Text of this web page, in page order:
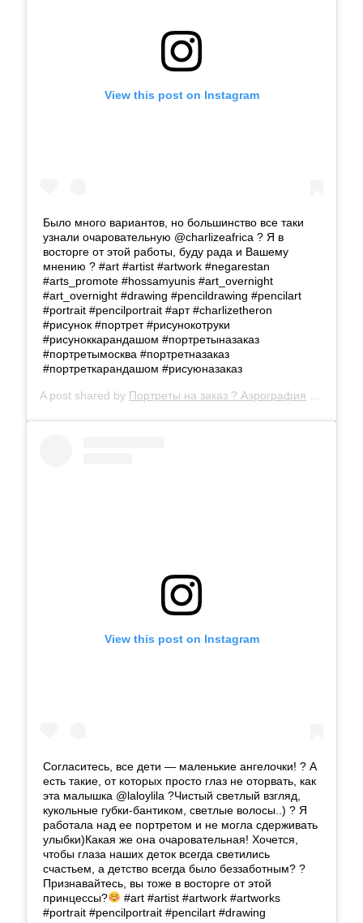
View this post on Instagram
Было много вариантов, но большинство все таки
узнали очаровательную @charlizeafrica ? Я в
восторге от этой работы, буду рада и Вашему
мнению ? #art #artist #artwork #negarestan
#arts_promote #hossamyunis #art_overnight
#art_overnight #drawing #pencildrawing #pencilart
#portrait #pencilportrait #арт #charlizetheron
#рисунок #портрет #рисунокотруки
#рисуноккарандашом #портретыназаказ
#портретымосква #портретназаказ
#портреткарандашом #рисуюназаказ
A post shared by Портреты на заказ ? Аэрография
View this post on Instagram
Согласитесь, все дети — маленькие ангелочки! ? А
есть такие, от которых просто глаз не оторвать, как
эта малышка @laloylila ?Чистый светлый взгляд,
кукольные губки-бантиком, светлые волосы..) ? Я
работала над ее портретом и не могла сдерживать
улыбки)Какая же она очаровательная! Хочется,
чтобы глаза наших деток всегда светились
счастьем, а детство всегда было беззаботным? ?
Признавайтесь, вы тоже в восторге от этой
принцессы?
#art #artist #artwork #artworks
#portrait #pencilportrait #pencilart #drawing